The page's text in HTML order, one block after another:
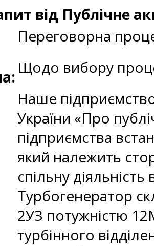
від Публічне
Переговорна
Щодо вибору
Наше
України «Про
підприємства
який належить
спільну
Турбогенератор
2УЗ потужністю
турбінного